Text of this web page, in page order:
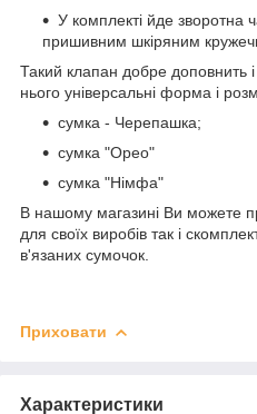
У комплекті йде зворотна
пришивним шкіряним
Такий клапан добре доповнить
нього універсальні форма і
сумка - Черепашка;
сумка "Орео"
сумка "Німфа"
В нашому магазині Ви можете
для своїх виробів так і
в'язаних сумочок.
Приховати
Характеристики